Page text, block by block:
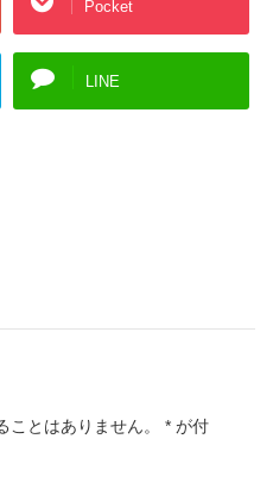
Pocket
LINE
ことはありません。 * が付